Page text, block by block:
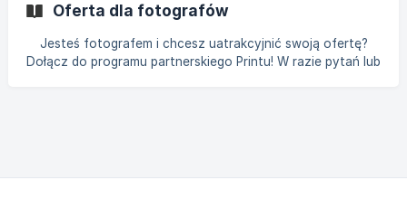
Oferta dla fotografów
Jesteś fotografem i chcesz uatrakcyjnić swoją ofertę?
Dołącz do programu partnerskiego Printu! W razie pytań lub